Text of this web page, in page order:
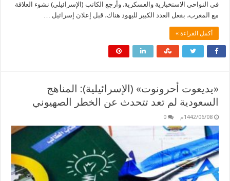
في النواحي الاستخبارية والعسكرية. وأرجع الكاتب (الإسرائيلي) نشوء العلاقة
مع المغرب، بفعل العدد الكبير لليهود هناك، قبل إعلان إسرائيل …
أكمل القراءة »
«يديعوت أحرونوت» (الإسرائيلية): المناهج
السعودية لم تعد تتحدث عن الخطر الصهيوني
1442/06/08م 0